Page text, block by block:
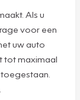
Als u
voor een
uw auto
tot maximaal